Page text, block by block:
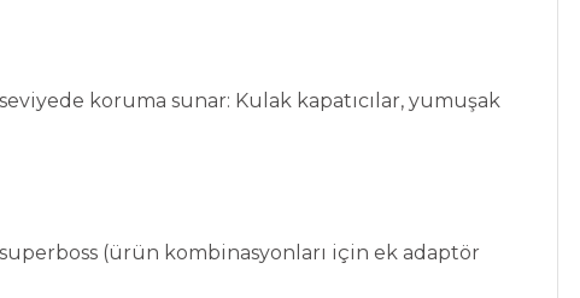
koruma sunar: Kulak kapatıcılar, yumuşak
(ürün kombinasyonları için ek adaptör